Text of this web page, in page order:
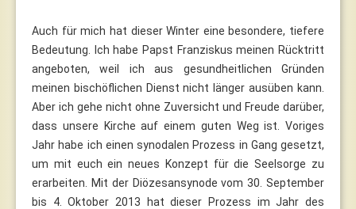
Auch für mich hat dieser Winter eine besondere, tiefere
Bedeutung. Ich habe Papst Franziskus meinen Rücktritt
angeboten, weil ich aus gesundheitlichen Gründen
meinen bischöflichen Dienst nicht länger ausüben kann.
Aber ich gehe nicht ohne Zuversicht und Freude darüber,
dass unsere Kirche auf einem guten Weg ist. Voriges
Jahr habe ich einen synodalen Prozess in Gang gesetzt,
um mit euch ein neues Konzept für die Seelsorge zu
erarbeiten. Mit der Diözesansynode vom 30. September
bis 4. Oktober 2013 hat dieser Prozess im Jahr des